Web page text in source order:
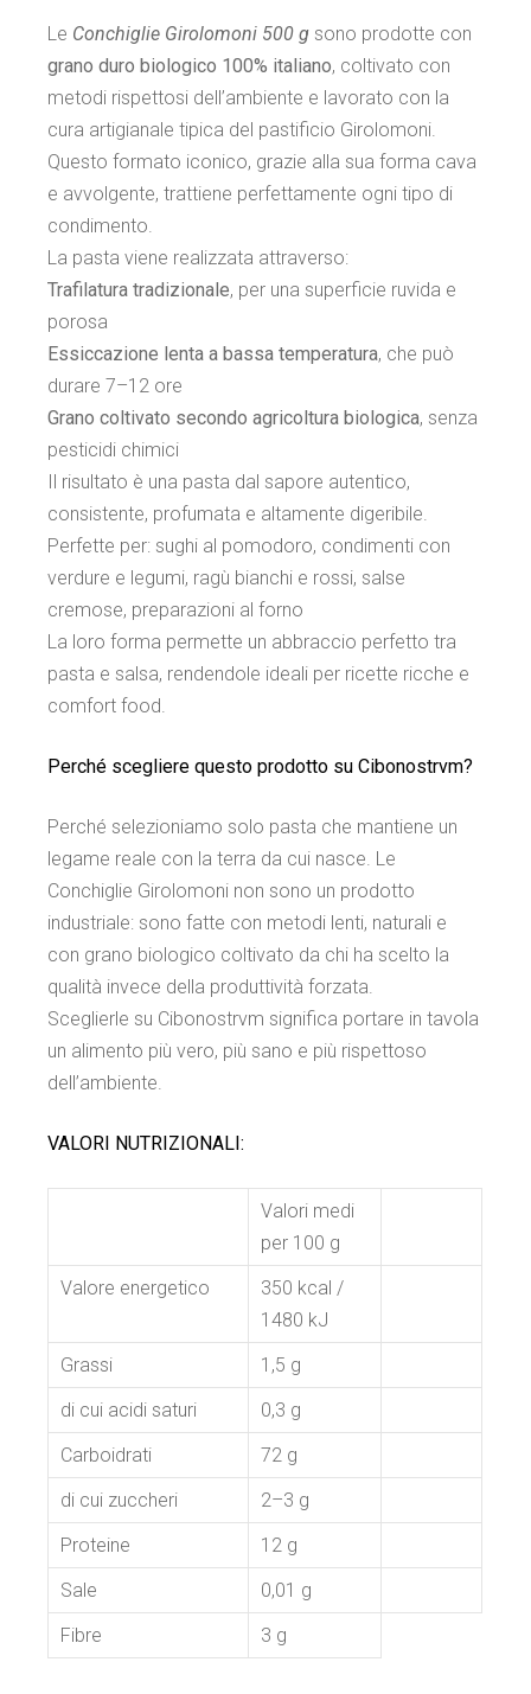
Le Conchiglie Girolomoni 500 g sono prodotte con
grano duro biologico 100% italiano, coltivato con
metodi rispettosi dell’ambiente e lavorato con la
cura artigianale tipica del pastificio Girolomoni.
Questo formato iconico, grazie alla sua forma cava
e avvolgente, trattiene perfettamente ogni tipo di
condimento.
La pasta viene realizzata attraverso:
Trafilatura tradizionale, per una superficie ruvida e
porosa
Essiccazione lenta a bassa temperatura, che può
durare 7–12 ore
Grano coltivato secondo agricoltura biologica, senza
pesticidi chimici
Il risultato è una pasta dal sapore autentico,
consistente, profumata e altamente digeribile.
Perfette per: sughi al pomodoro, condimenti con
verdure e legumi, ragù bianchi e rossi, salse
cremose, preparazioni al forno
La loro forma permette un abbraccio perfetto tra
pasta e salsa, rendendole ideali per ricette ricche e
comfort food.
Perché scegliere questo prodotto su Cibonostrvm?
Perché selezioniamo solo pasta che mantiene un
legame reale con la terra da cui nasce. Le
Conchiglie Girolomoni non sono un prodotto
industriale: sono fatte con metodi lenti, naturali e
con grano biologico coltivato da chi ha scelto la
qualità invece della produttività forzata.
Sceglierle su Cibonostrvm significa portare in tavola
un alimento più vero, più sano e più rispettoso
dell’ambiente.
VALORI NUTRIZIONALI:
Valori medi
per 100 g
Valore energetico
350 kcal /
1480 kJ
Grassi
1,5 g
di cui acidi saturi
0,3 g
Carboidrati
72 g
di cui zuccheri
2–3 g
Proteine
12 g
Sale
0,01 g
Fibre
3 g